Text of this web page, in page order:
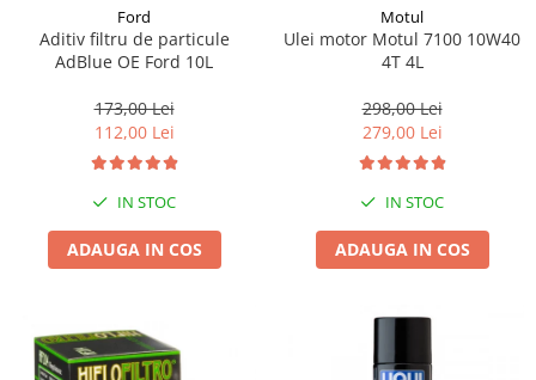
Ford
Aditiv filtru de particule
AdBlue OE Ford 10L
173,00 Lei
112,00 Lei
IN STOC
ADAUGA IN COS
Motul
Ulei motor Motul 7100 10W40
4T 4L
298,00 Lei
279,00 Lei
IN STOC
ADAUGA IN COS